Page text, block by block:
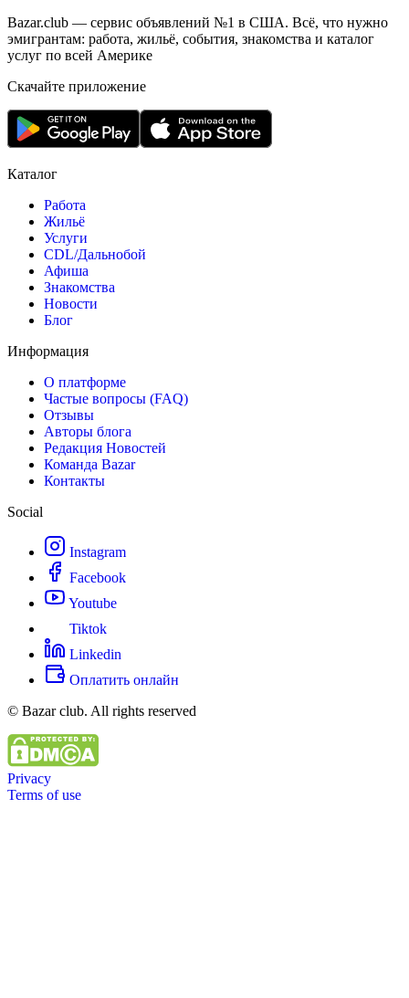
Bazar.club — сервис объявлений №1 в США. Всё, что нужно
эмигрантам: работа, жильё, события, знакомства и каталог
услуг по всей Америке
Скачайте приложение
Каталог
Работа
Жильё
Услуги
CDL/Дальнобой
Афиша
Знакомства
Новости
Блог
Информация
О платформе
Частые вопросы (FAQ)
Отзывы
Авторы блога
Редакция Новостей
Команда Bazar
Контакты
Social
Instagram
Facebook
Youtube
Tiktok
Linkedin
Оплатить онлайн
© Bazar club. All rights reserved
Privacy
Terms of use